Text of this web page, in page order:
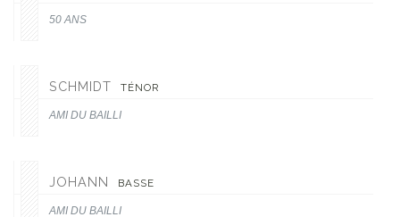
50 ANS
SCHMIDT TÉNOR
AMI DU BAILLI
JOHANN BASSE
AMI DU BAILLI